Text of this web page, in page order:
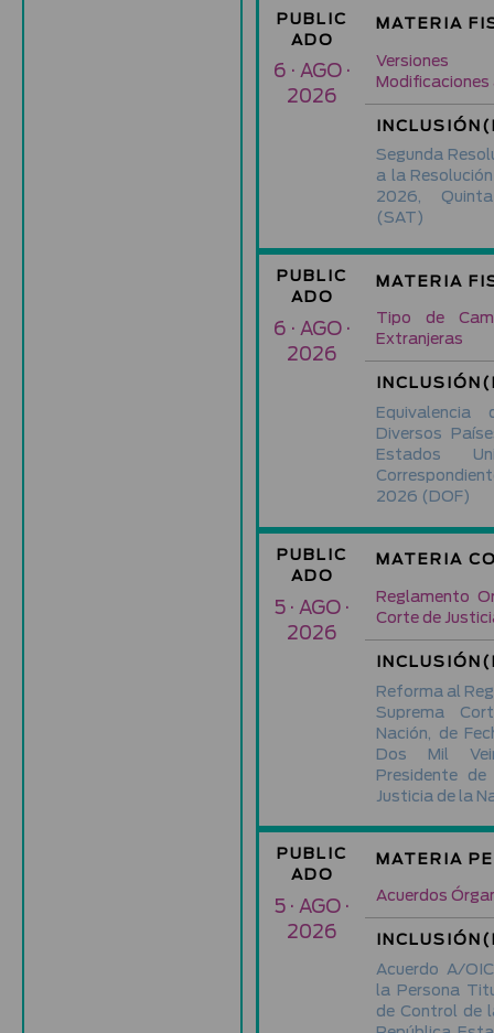
PUBLIC
ADO
MATERIA
6 · AGO ·
2026
Modificaciones
Segunda
a la
2026,
(SAT)
PUBLIC
ADO
MATERIA
6 · AGO ·
2026
Tipo de
Extranjeras
Diversos
Estados
2026 (DOF)
PUBLIC
ADO
MATERIA
5 · AGO ·
2026
Reglamento
Corte de
Reforma al
Suprema
Nación, de
Dos Mil
Presidente
Justicia de la
PUBLIC
ADO
MATERIA
5 · AGO ·
2026
Acuerdos
Acuerdo A/
la Persona
de Control de